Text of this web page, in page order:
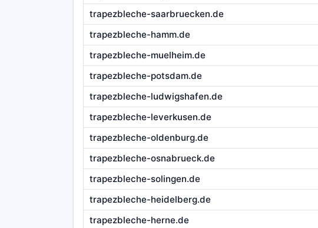
trapezbleche-saarbruecken.de
trapezbleche-hamm.de
trapezbleche-muelheim.de
trapezbleche-potsdam.de
trapezbleche-ludwigshafen.de
trapezbleche-leverkusen.de
trapezbleche-oldenburg.de
trapezbleche-osnabrueck.de
trapezbleche-solingen.de
trapezbleche-heidelberg.de
trapezbleche-herne.de